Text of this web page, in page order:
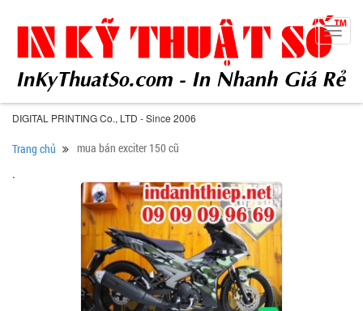
DIGITAL PRINTING Co., LTD - Since 2006
Trang chủ mua bán exciter 150 cũ
.